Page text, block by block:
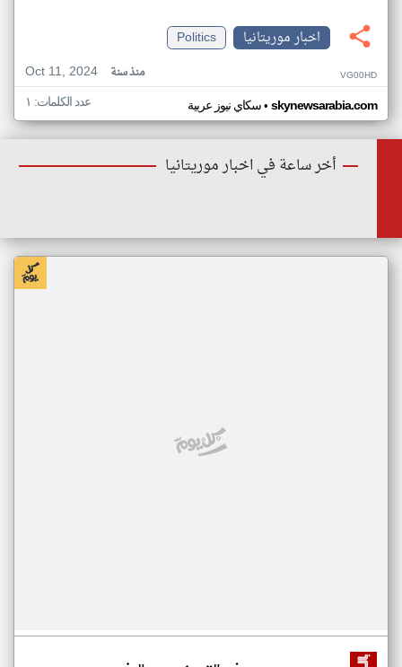
اخبار موريتانيا
Politics
Oct 11, 2024
منذ سنة VG00HD
سكاي نيوز عربية• skynewsarabia.com عدد الكلمات: ١
أخر ساعة في اخبار موريتانيا